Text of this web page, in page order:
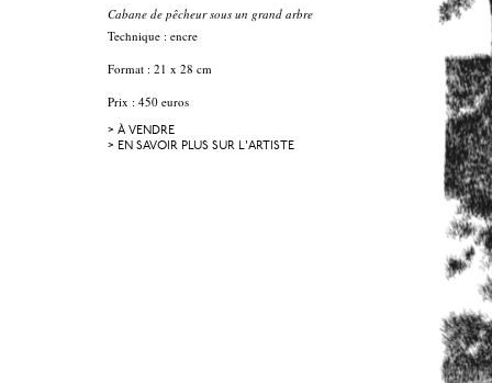
Cabane de pêcheur sous un grand arbre
Technique : encre
Format : 21 x 28 cm
Prix : 450 euros
> À VENDRE
> EN SAVOIR PLUS SUR L'ARTISTE